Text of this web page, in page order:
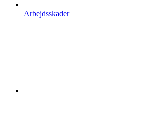
Arbejdsskader